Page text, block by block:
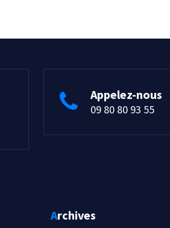
Appelez-nous
09 80 80 93 55
Archives